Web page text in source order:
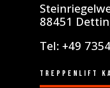
88451
Tel: +49
Treppenlift